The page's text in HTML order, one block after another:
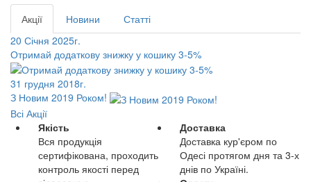
Акції Новини
Статті
20 Січня 2025г.
Отримай додаткову знижку у кошику 3-5%
31 грудня 2018г.
З Новим 2019 Роком!
Всі Акції
Якість
Вся продукція
сертифікована, проходить
контроль якості перед
Доставка
Доставка кур'єром по
Одесі протягом дня та 3-х
днів по Україні.